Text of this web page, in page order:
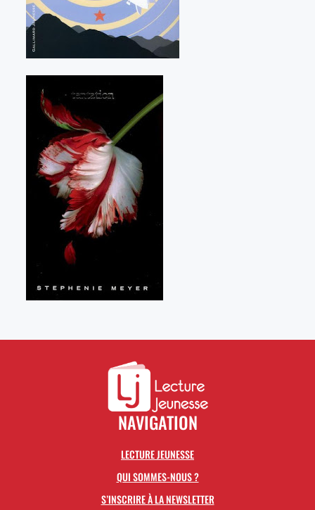
NAVIGATION
LECTURE JEUNESSE
QUI SOMMES-NOUS ?
S’INSCRIRE À LA NEWSLETTER